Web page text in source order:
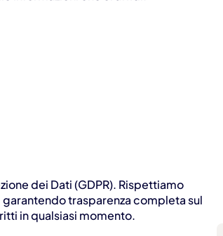
dei Dati (GDPR). Rispettiamo
trasparenza completa sul
in qualsiasi momento.